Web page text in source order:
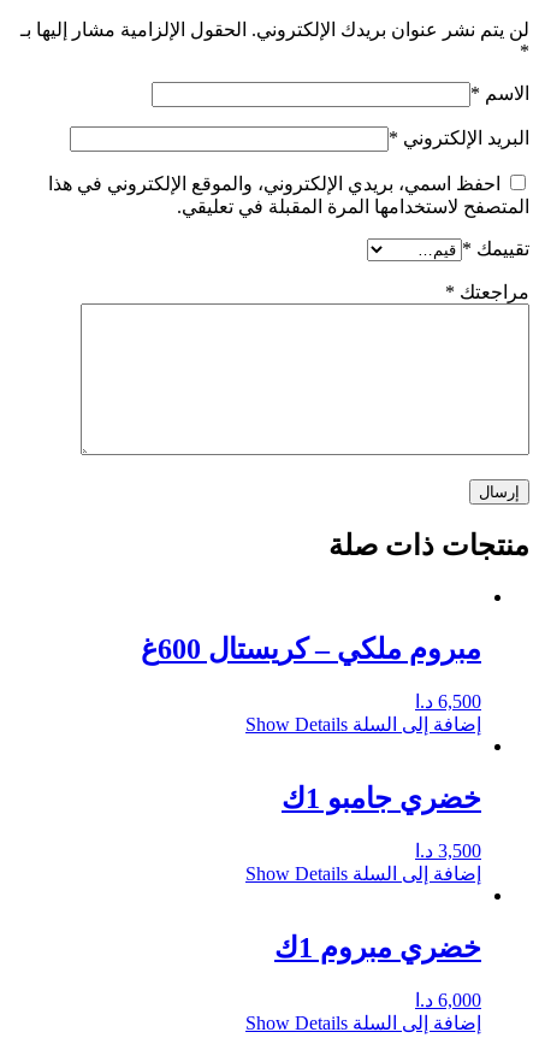
لن يتم نشر عنوان بريدك الإلكتروني. الحقول الإلزامية مشار إليها بـ
*
الاسم *
البريد الإلكتروني *
احفظ اسمي، بريدي الإلكتروني، والموقع الإلكتروني في هذا
المتصفح لاستخدامها المرة المقبلة في تعليقي.
تقييمك *
مراجعتك *
منتجات ذات صلة
مبروم ملكي – كريستال 600غ
6,500 د.ا
إضافة إلى السلة
خضري جامبو 1ك
3,500 د.ا
إضافة إلى السلة
خضري مبروم 1ك
6,000 د.ا
إضافة إلى السلة